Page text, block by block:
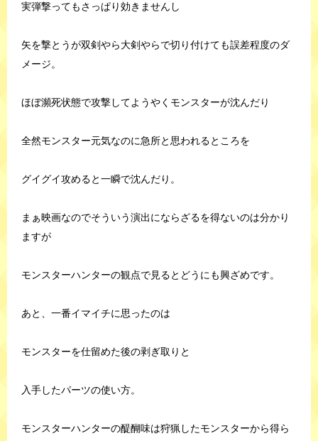
実弾撃ってもさっぱり効きませんし
矢を撃とうが双剣やら大剣やらで切り付けても誤差程度のダ
メージ。
ほぼ瀕死状態で攻撃してようやくモンスターが沈んだり
全然モンスター元気なのに急所と思われるところを
グイグイ攻めると一瞬で沈んだり。
まぁ映画なのでそういう演出にならざるを得ないのは分かり
ますが
モンスターハンターの観点で見るとどうにも興ざめです。
あと、一番イマイチに思ったのは
モンスターを仕留めた後の剥ぎ取りと
入手したパーツの使い方。
モンスターハンターの醍醐味は狩猟したモンスターから得ら